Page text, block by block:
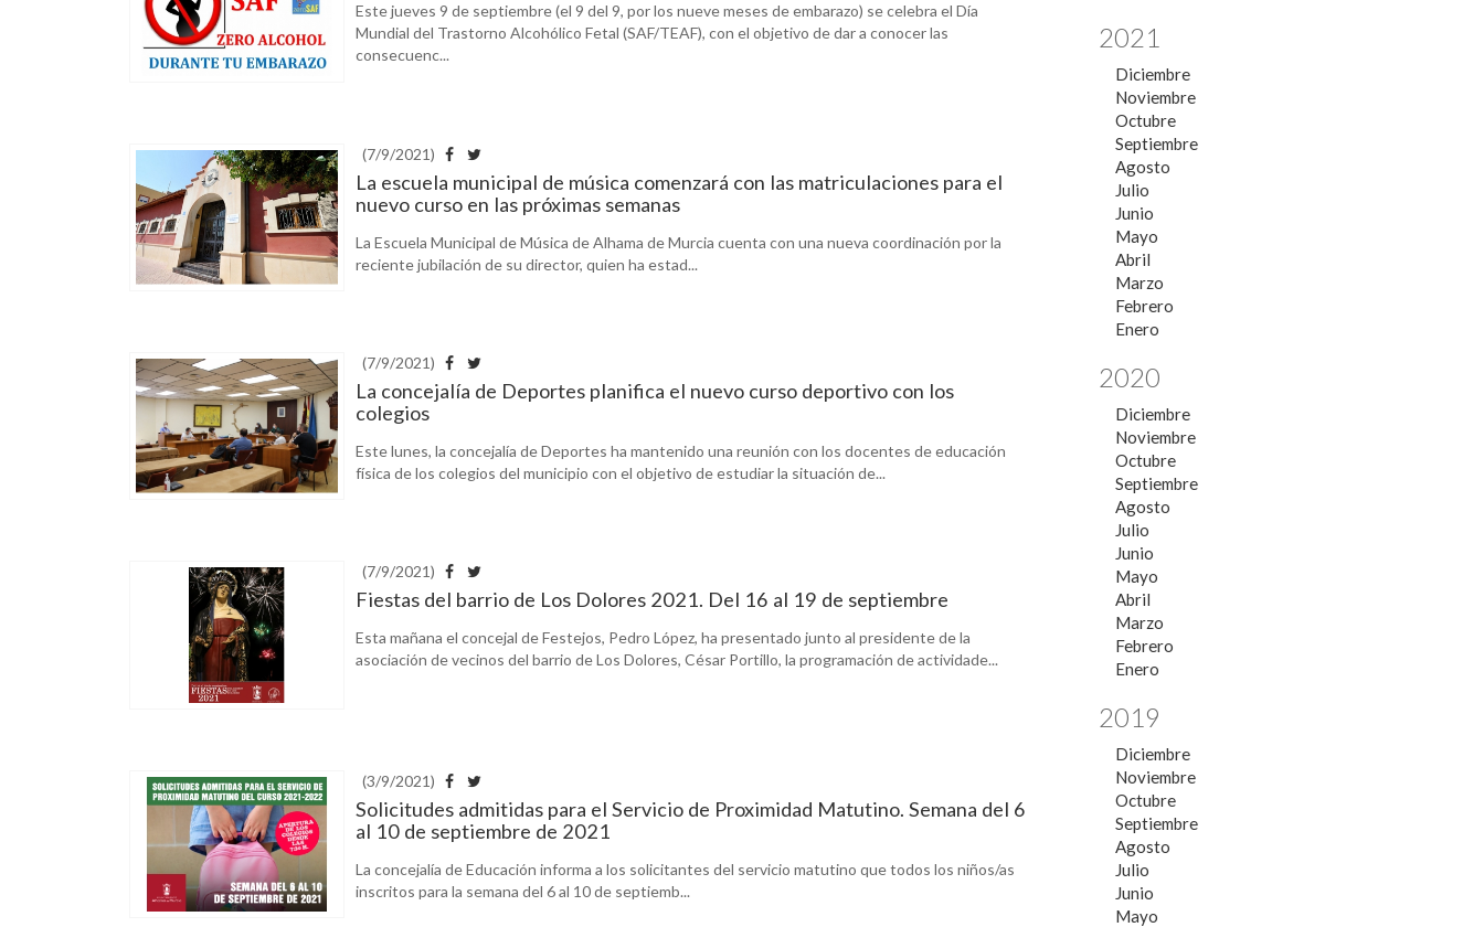
Este jueves 9 de septiembre (el 9 del 9, por los nueve meses de embarazo) se celebra el Día
Mundial del Trastorno Alcohólico Fetal (SAF/TEAF), con el objetivo de dar a conocer las
consecuenc...
(7/9/2021)
La escuela municipal de música comenzará con las matriculaciones para el
nuevo curso en las próximas semanas
La Escuela Municipal de Música de Alhama de Murcia cuenta con una nueva coordinación por la
reciente jubilación de su director, quien ha estad...
(7/9/2021)
La concejalía de Deportes planifica el nuevo curso deportivo con los
colegios
Este lunes, la concejalía de Deportes ha mantenido una reunión con los docentes de educación
física de los colegios del municipio con el objetivo de estudiar la situación de...
(7/9/2021)
Fiestas del barrio de Los Dolores 2021. Del 16 al 19 de septiembre
Esta mañana el concejal de Festejos, Pedro López, ha presentado junto al presidente de la
asociación de vecinos del barrio de Los Dolores, César Portillo, la programación de actividade...
(3/9/2021)
Solicitudes admitidas para el Servicio de Proximidad Matutino. Semana del 6
al 10 de septiembre de 2021
La concejalía de Educación informa a los solicitantes del servicio matutino que todos los niños/as
inscritos para la semana del 6 al 10 de septiemb...
2021
Diciembre
Noviembre
Octubre
Septiembre
Agosto
Julio
Junio
Mayo
Abril
Marzo
Febrero
Enero
2020
Diciembre
Noviembre
Octubre
Septiembre
Agosto
Julio
Junio
Mayo
Abril
Marzo
Febrero
Enero
2019
Diciembre
Noviembre
Octubre
Septiembre
Agosto
Julio
Junio
Mayo